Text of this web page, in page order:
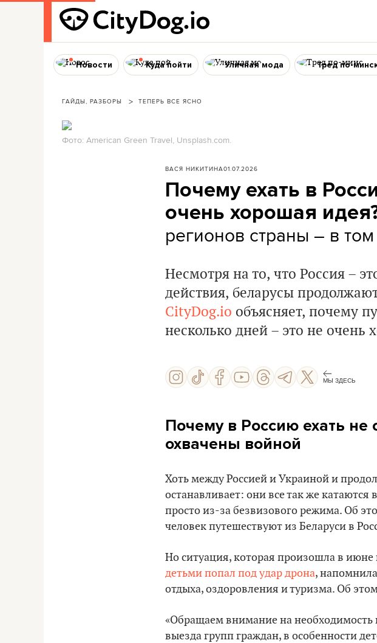
Новости Куда пойти Уличная мода Тред по-
ГАЙДЫ, РАЗБОРЫ ТЕПЕРЬ ВСЕ ЯСНО
Фото: American Green Travel, Unsplash.com.
ВАСЯ НИКИТИНА01.07.2026
Почему ехать в
очень хорошая
регионов страны – в
Несмотря на то, что Россия –
действия, беларусы
CityDog.io объясняет, почему
несколько дней – это не очень
МЫ ЗДЕСЬ
Почему в Россию ехать не
охвачены войной
Хоть между Россией и Украиной и
останавливает: они все так же
просто из-за безвизового режима. Об
человек путешествуют из Беларуси в
Но ситуация, которая произошла в июне
детьми попал под удар дрона,
отдыха, оздоровления и туризма. Об
«Обращаем внимание на необходимость
выезда групп граждан, в особенности